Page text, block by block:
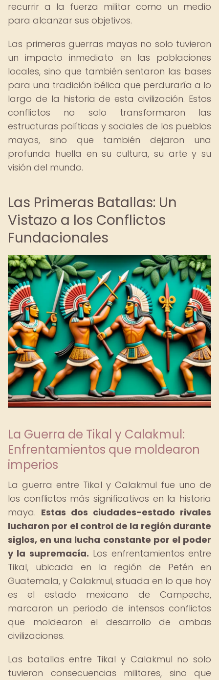
recurrir a la fuerza militar como un medio
para alcanzar sus objetivos.
Las primeras guerras mayas no solo tuvieron
un impacto inmediato en las poblaciones
locales, sino que también sentaron las bases
para una tradición bélica que perduraría a lo
largo de la historia de esta civilización. Estos
conflictos no solo transformaron las
estructuras políticas y sociales de los pueblos
mayas, sino que también dejaron una
profunda huella en su cultura, su arte y su
visión del mundo.
Las Primeras Batallas: Un
Vistazo a los Conflictos
Fundacionales
La Guerra de Tikal y Calakmul:
Enfrentamientos que moldearon
imperios
La guerra entre Tikal y Calakmul fue uno de
los conflictos más significativos en la historia
maya. Estas dos ciudades-estado rivales
lucharon por el control de la región durante
siglos, en una lucha constante por el poder
y la supremacía. Los enfrentamientos entre
Tikal, ubicada en la región de Petén en
Guatemala, y Calakmul, situada en lo que hoy
es el estado mexicano de Campeche,
marcaron un periodo de intensos conflictos
que moldearon el desarrollo de ambas
civilizaciones.
Las batallas entre Tikal y Calakmul no solo
tuvieron consecuencias militares, sino que